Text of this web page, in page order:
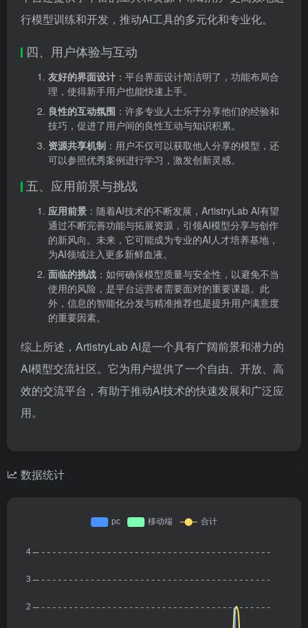
行模型训练和开发，推动AI工具的多元化和专业化。
四、用户体验与互动
友好的界面设计 ：平台界面设计简洁明了，功能布局合
理，使得新手用户也能快速上手。
良性的互动氛围 ：许多专业人士乐于分享他们的经验和
技巧，促进了用户间的良性互动与知识积累。
资源共享机制 ：用户不仅可以获取他人分享的模型，还
可以参照优秀案例进行学习，激发创新灵感。
五、应用前景与挑战
应用前景 ：随着AI技术的不断发展，ArtistryLab AI有望
通过不断完善功能与拓展资源，引领AI模型分享与创作
的新风向。未来，它可能成为专业的AI人才培养基地，
为AI领域注入更多新鲜血液。
面临的挑战 ：如何确保模型质量与安全性，以避免不当
使用的风险，是平台运营者需要面对的重要课题。此
外，信息的智能化分发与精准推荐也是提升用户满意度
的重要因素。
综上所述，ArtistryLab AI是一个具有广阔前景和潜力的
AI模型交流社区。它为用户提供了一个自由、开放、高
效的交流平台，有助于推动AI技术的快速发展和广泛应
用。
数据统计